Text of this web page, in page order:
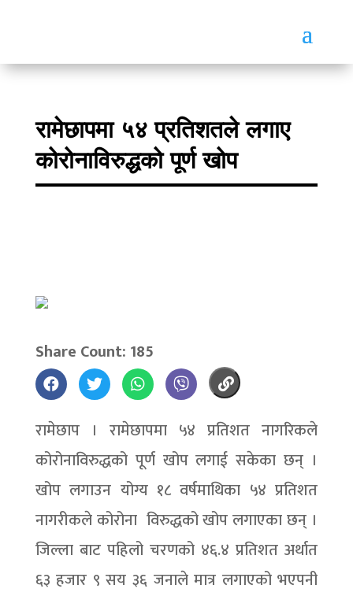
रामेछापमा ५४ प्रतिशतले लगाए
कोरोनाविरुद्धको पूर्ण खोप
Share Count: 185
रामेछाप । रामेछापमा ५४ प्रतिशत नागरिकले
कोरोनाविरुद्धको पूर्ण खोप लगाई सकेका छन् ।
खोप लगाउन योग्य १८ वर्षमाथिका ५४ प्रतिशत
नागरीकले कोरोना विरुद्धको खोप लगाएका छन् ।
जिल्ला बाट पहिलो चरणको ४६.४ प्रतिशत अर्थात
६३ हजार ९ सय ३६ जनाले मात्र लगाएको भएपनी